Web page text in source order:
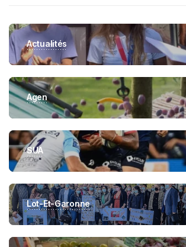
Actualités
Agen
SUA
Lot-Et-Garonne